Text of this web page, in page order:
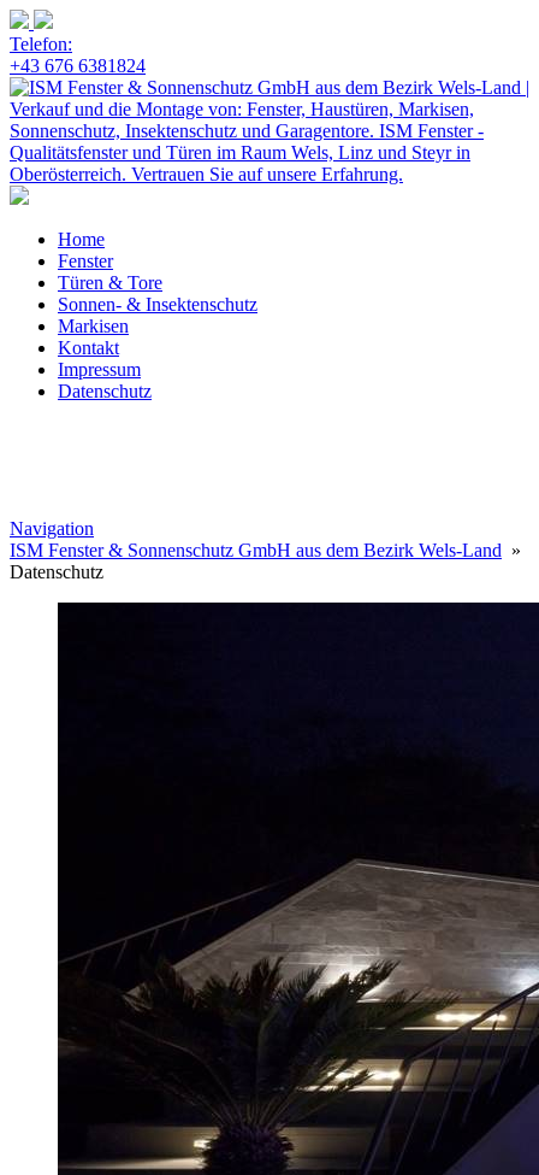
Telefon:
+43 676 6381824
Home
Fenster
Türen & Tore
Sonnen- & Insektenschutz
Markisen
Kontakt
Impressum
Datenschutz
Navigation
ISM Fenster & Sonnenschutz GmbH aus dem Bezirk Wels-Land »
Datenschutz